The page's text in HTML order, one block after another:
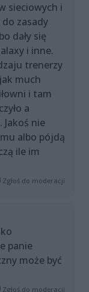
sieciowych i
zasady
dały się
i inne.
trenerzy
much
i tam
a
Jakoś nie
albo pójdą
ile im
Zgłoś do moderacji
panie
może być
Zgłoś do moderacji